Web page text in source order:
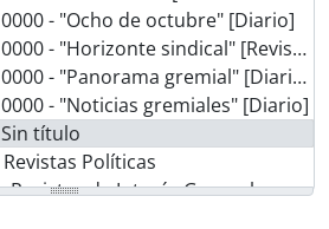
0000 - "Ocho de octubre" [Diario]
0000 - "Horizonte sindical" [Revista]
0000 - "Panorama gremial" [Diario]
0000 - "Noticias gremiales" [Diario]
Sin título
Revistas Políticas
- Revistas de Interés General